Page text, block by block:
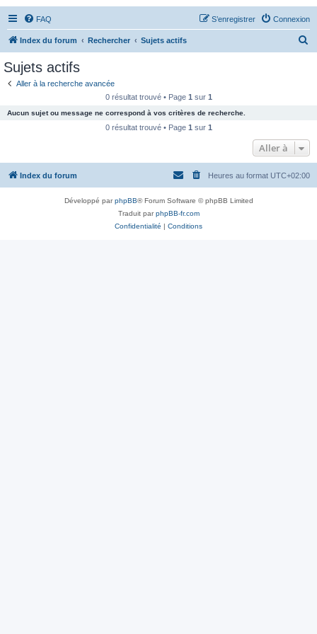
FAQ Connexion
S’enregistrer
Index du forum Rechercher Sujets actifs
c
e
Sujets actifs
Aller à la recherche avancée
0 résultat trouvé • Page 1 sur 1
Aucun sujet ou message ne correspond à vos critères de recherche.
0 résultat trouvé • Page 1 sur 1
Aller à
Index du forum Heures au format UTC+02:00
Développé parphpBB® Forum Software © phpBB Limited
Traduit parphpBB-fr.com
Confidentialité | Conditions